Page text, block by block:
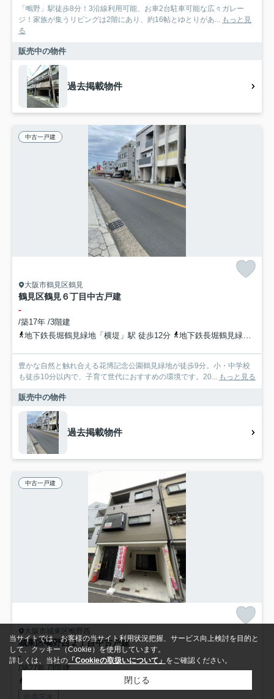
「鴫野」駅徒歩8分！3沿線利用可能、お車2台駐車可能な広々ガレー
ジ！家族が集うリビングは2階にあり、約16帖とゆとりがあ...
もっと見
る
販売中の物件
過去掲載物件
中古一戸建
大阪市鶴見区鶴見
鶴見区鶴見６丁目中古戸建
-
/築17年 /3階建
地下鉄長堀鶴見緑地「横堤」駅 徒歩12分
地下鉄長堀鶴見緑地「今福鶴見」駅 徒歩17分
豊かな自然と触れ合える花博記念公園鶴見緑地が徒歩9分。小・中学校
も徒歩10分以内で、子育て世代におすすめの環境です。20...
もっと見る
販売中の物件
過去掲載物件
中古一戸建
大阪市城東区鴫野西
城東区鴫野西２丁目中古戸建
-
/築27年 /3階建
地下鉄長堀鶴見緑地「大阪ビジネスパーク」駅 徒歩13分
公共下水
当サイトでは、お客様の当サイト利用状況把握、サービス向上検討を目的と
して、クッキー（Cookie）を使用しています。
詳しくは、当社の 「Cookieの取扱いについて」 をご確認ください。
閉じる